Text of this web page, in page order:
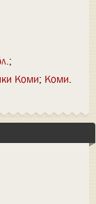
Коми Коми